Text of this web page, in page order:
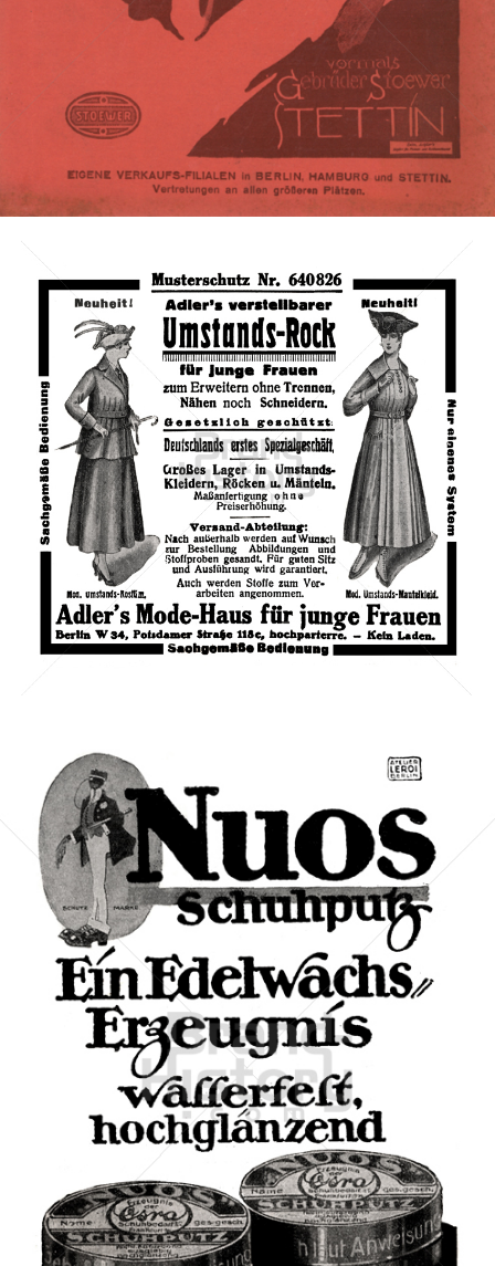
Bild-ID: 3198
Adler's Mode-Haus Adler Modemärkte GmbH 1917
Bild-ID: 3294
Nuos Schuhputz Osra G.M.B.H. Frankfurt